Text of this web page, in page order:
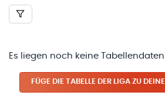
Es liegen noch keine
FÜGE DIE TABELLE DER LIGA ZU